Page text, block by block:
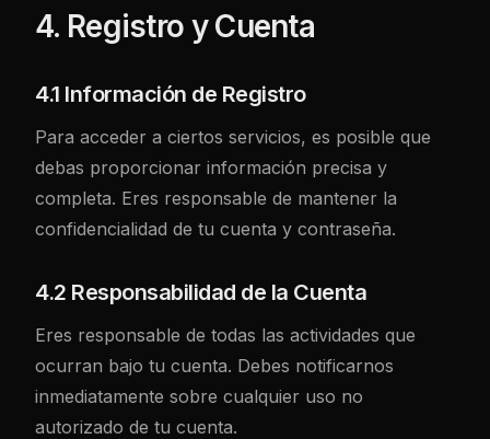
4. Registro y Cuenta
4.1 Información de Registro
Para acceder a ciertos servicios, es posible que
debas proporcionar información precisa y
completa. Eres responsable de mantener la
confidencialidad de tu cuenta y contraseña.
4.2 Responsabilidad de la Cuenta
Eres responsable de todas las actividades que
ocurran bajo tu cuenta. Debes notificarnos
inmediatamente sobre cualquier uso no
autorizado de tu cuenta.